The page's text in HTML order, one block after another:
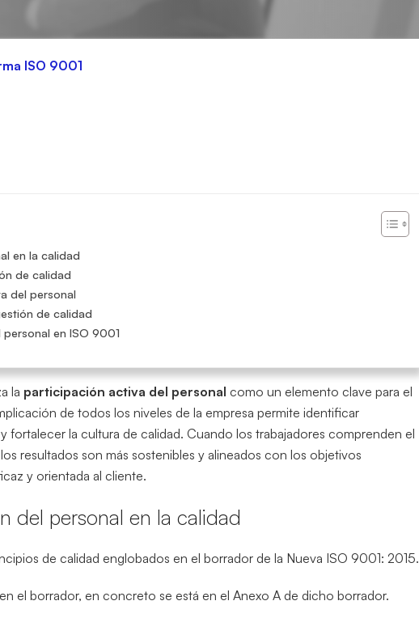
ISO 9001
en la calidad
de calidad
del personal
de calidad
en ISO 9001
la participación activa del personal como un elemento clave para el
de todos los niveles de la empresa permite identificar
fortalecer la cultura de calidad. Cuando los trabajadores comprenden el
resultados son más sostenibles y alineados con los objetivos
y orientada al cliente.
del personal en la calidad
de calidad englobados en el borrador de la Nueva ISO 9001: 2015.
el borrador, en concreto se está en el Anexo A de dicho borrador.